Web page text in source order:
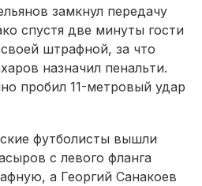
замкнул передачу
спустя две минуты гости
штрафной, за что
назначил пенальти.
пробил 11-мет­ровый удар
футболисты вышли
с левого фланга
а Георгий Санакоев